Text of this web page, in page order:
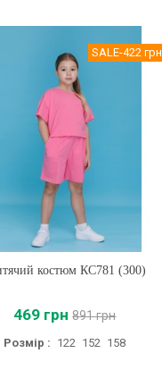
SALE-422 грн
Купити
костюм КС781 (300)
469 грн 891 грн
Розмір : 122 152 158